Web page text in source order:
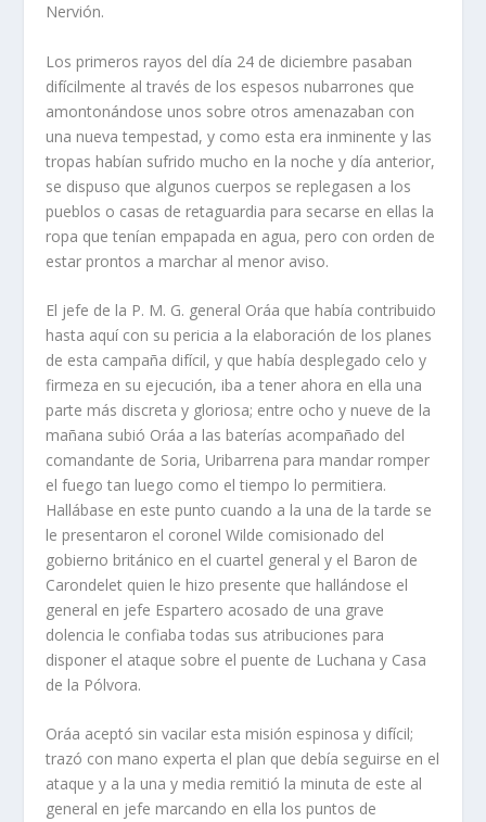
Nervión.
Los primeros rayos del dí­a 24 de diciembre pasaban
difí­cilmente al través de los espesos nuba­rrones que
amontonándose unos sobre otros amenazaban con
una nueva tempestad, y como esta era inminente y las
tropas habí­an sufrido mucho en la noche y dí­a anterior,
se dispuso que algunos cuerpos se replegasen a los
pueblos o casas de retaguardia para secarse en ellas la
ropa que tení­an empapada en agua, pero con orden de
estar prontos a marchar al menor aviso.
El jefe de la P. M. G. general Oráa que habí­a contribuido
hasta aquí­ con su pericia a la elaboración de los planes
de esta campaña difí­cil, y que habí­a desplegado celo y
firmeza en su ejecución, iba a tener ahora en ella una
parte más discreta y gloriosa; entre ocho y nueve de la
mañana subió Oráa a las baterí­as acompañado del
comandante de Soria, Uribarrena para mandar romper
el fuego tan luego como el tiempo lo permitiera.
Hallábase en este punto cuando a la una de la tarde se
le presentaron el coronel Wilde comisionado del
gobierno británico en el cuartel general y el Baron de
Carondelet quien le hizo presente que hallándose el
general en jefe Espartero acosado de una grave
dolencia le confiaba todas sus atribuciones para
disponer el ataque sobre el puente de Luchana y Casa
de la Pólvora.
Oráa aceptó sin vacilar esta misión espinosa y difí­cil;
trazó con mano experta el plan que debí­a seguirse en el
ataque y a la una y media remitió la minuta de este al
general en jefe marcando en ella los puntos de